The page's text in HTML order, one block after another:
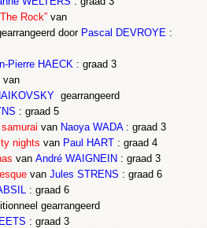
Rock” van
door Pascal DEVROYE :
Pierre HAECK : graad 3
van
gearrangeerd
: graad 5
van Naoya WADA : graad 3
nights van Paul HART
: graad 4
van André WAIGNEIN : graad 3
van Jules STRENS : graad 6
: graad 6
gearrangeerd
: graad 3